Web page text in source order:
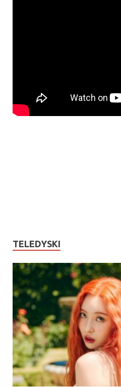
TELEDYSKI